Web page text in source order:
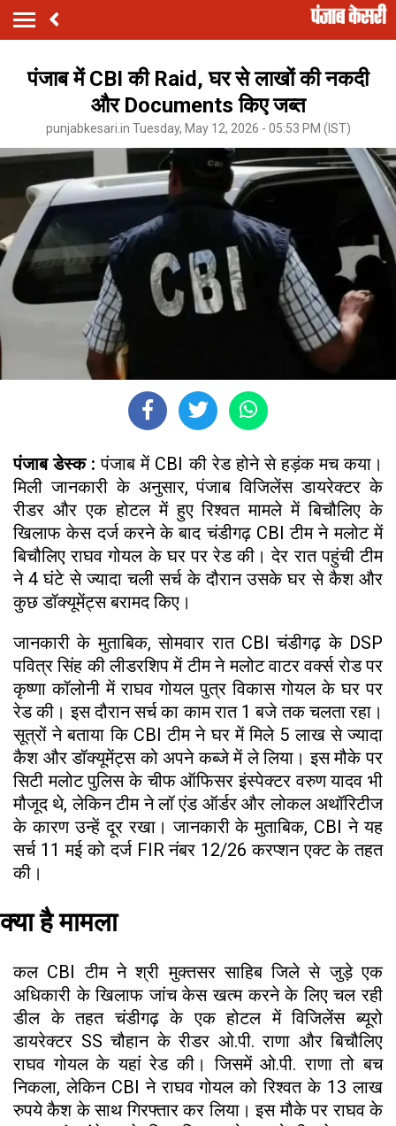
पंजाब में CBI की Raid, घर से लाखों की नकदी
और Documents किए जब्त
punjabkesari.in Tuesday, May 12, 2026 - 05:53 PM (IST)
पंजाब डेस्क : पंजाब में CBI की रेड होने से हड़ंक मच कया।
मिली जानकारी के अनुसार, पंजाब विजिलेंस डायरेक्टर के
रीडर और एक होटल में हुए रिश्वत मामले में बिचौलिए के
खिलाफ केस दर्ज करने के बाद चंडीगढ़ CBI टीम ने मलोट में
बिचौलिए राघव गोयल के घर पर रेड की। देर रात पहुंची टीम
ने 4 घंटे से ज्यादा चली सर्च के दौरान उसके घर से कैश और
कुछ डॉक्यूमेंट्स बरामद किए।
जानकारी के मुताबिक, सोमवार रात CBI चंडीगढ़ के DSP
पवित्र सिंह की लीडरशिप में टीम ने मलोट वाटर वर्क्स रोड पर
कृष्णा कॉलोनी में राघव गोयल पुत्र विकास गोयल के घर पर
रेड की। इस दौरान सर्च का काम रात 1 बजे तक चलता रहा।
सूत्रों ने बताया कि CBI टीम ने घर में मिले 5 लाख से ज्यादा
कैश और डॉक्यूमेंट्स को अपने कब्जे में ले लिया। इस मौके पर
सिटी मलोट पुलिस के चीफ ऑफिसर इंस्पेक्टर वरुण यादव भी
मौजूद थे, लेकिन टीम ने लॉ एंड ऑर्डर और लोकल अथॉरिटीज
के कारण उन्हें दूर रखा। जानकारी के मुताबिक, CBI ने यह
सर्च 11 मई को दर्ज FIR नंबर 12/26 करप्शन एक्ट के तहत
की।
क्या है मामला
कल CBI टीम ने श्री मुक्तसर साहिब जिले से जुड़े एक
अधिकारी के खिलाफ जांच केस खत्म करने के लिए चल रही
डील के तहत चंडीगढ़ के एक होटल में विजिलेंस ब्यूरो
डायरेक्टर SS चौहान के रीडर ओ.पी. राणा और बिचौलिए
राघव गोयल के यहां रेड की। जिसमें ओ.पी. राणा तो बच
निकला, लेकिन CBI ने राघव गोयल को रिश्वत के 13 लाख
रुपये कैश के साथ गिरफ्तार कर लिया। इस मौके पर राघव के